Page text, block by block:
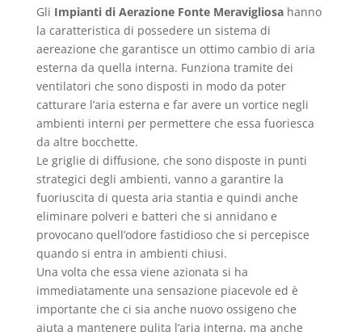
Gli Impianti di Aerazione Fonte Meravigliosahanno
la caratteristica di possedere un sistema di
aereazione che garantisce un ottimo cambio di aria
esterna da quella interna. Funziona tramite dei
ventilatori che sono disposti in modo da poter
catturare l’aria esterna e far avere un vortice negli
ambienti interni per permettere che essa fuoriesca
da altre bocchette.
Le griglie di diffusione, che sono disposte in punti
strategici degli ambienti, vanno a garantire la
fuoriuscita di questa aria stantia e quindi anche
eliminare polveri e batteri che si annidano e
provocano quell’odore fastidioso che si percepisce
quando si entra in ambienti chiusi.
Una volta che essa viene azionata si ha
immediatamente una sensazione piacevole ed è
importante che ci sia anche nuovo ossigeno che
aiuta a mantenere pulita l’aria interna, ma anche